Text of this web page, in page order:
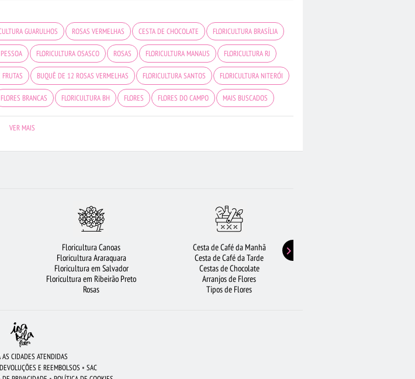
GUARULHOS ROSAS VERMELHAS CESTA DE CHOCOLATE FLORICULTURA BRASÍLIA
FLORICULTURA OSASCO ROSAS FLORICULTURA MANAUS FLORICULTURA RJ
BUQUÊ DE 12 ROSAS VERMELHAS FLORICULTURA SANTOS FLORICULTURA NITERÓI
FLORES BRANCAS FLORICULTURA BH FLORES FLORES DO CAMPO MAIS BUSCADOS
VER MAIS
Floricultura Canoas
Floricultura Araraquara
Floricultura em Salvador
Floricultura em Ribeirão Preto
Rosas
Cesta de Café da Manhã
Cesta de Café da Tarde
Cestas de Chocolate
Arranjos de Flores
Tipos de Flores
AS CIDADES ATENDIDAS
DEVOLUÇÕES E REEMBOLSOS • SAC